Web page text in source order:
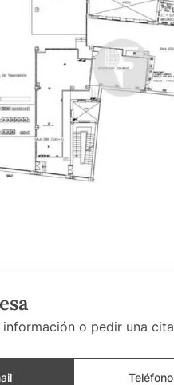
o pedir una cita
Teléfono